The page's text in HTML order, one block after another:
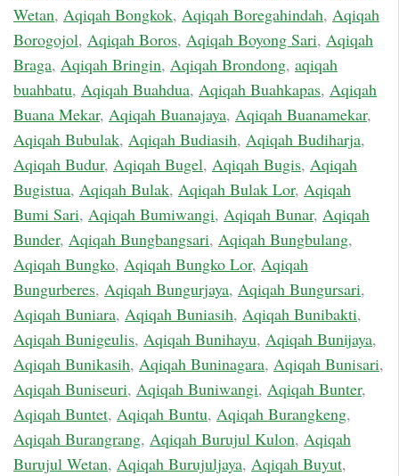
Wetan, Aqiqah Bongkok, Aqiqah Boregahindah, Aqiqah
Borogojol, Aqiqah Boros, Aqiqah Boyong Sari, Aqiqah
Braga, Aqiqah Bringin, Aqiqah Brondong, aqiqah
buahbatu, Aqiqah Buahdua, Aqiqah Buahkapas, Aqiqah
Buana Mekar, Aqiqah Buanajaya, Aqiqah Buanamekar,
Aqiqah Bubulak, Aqiqah Budiasih, Aqiqah Budiharja,
Aqiqah Budur, Aqiqah Bugel, Aqiqah Bugis, Aqiqah
Bugistua, Aqiqah Bulak, Aqiqah Bulak Lor, Aqiqah
Bumi Sari, Aqiqah Bumiwangi, Aqiqah Bunar, Aqiqah
Bunder, Aqiqah Bungbangsari, Aqiqah Bungbulang,
Aqiqah Bungko, Aqiqah Bungko Lor, Aqiqah
Bungurberes, Aqiqah Bungurjaya, Aqiqah Bungursari,
Aqiqah Buniara, Aqiqah Buniasih, Aqiqah Bunibakti,
Aqiqah Bunigeulis, Aqiqah Bunihayu, Aqiqah Bunijaya,
Aqiqah Bunikasih, Aqiqah Buninagara, Aqiqah Bunisari,
Aqiqah Buniseuri, Aqiqah Buniwangi, Aqiqah Bunter,
Aqiqah Buntet, Aqiqah Buntu, Aqiqah Burangkeng,
Aqiqah Burangrang, Aqiqah Burujul Kulon, Aqiqah
Burujul Wetan, Aqiqah Burujuljaya, Aqiqah Buyut,